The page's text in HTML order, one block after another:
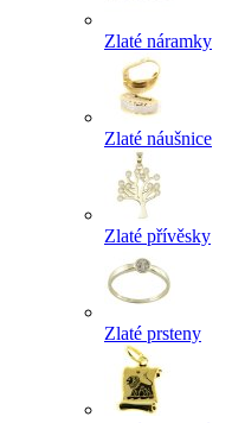
Zlaté náramky
Zlaté náušnice
Zlaté přívěsky
Zlaté prsteny